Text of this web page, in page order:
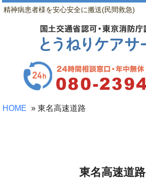
精神病患者様を安心安全に搬送(民間救急)
HOME » 東名高速道路
東名高速道路